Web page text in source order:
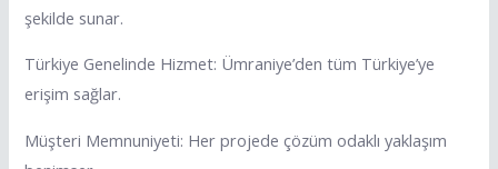
şekilde sunar.
Türkiye Genelinde Hizmet: Ümraniye’den tüm Türkiye’ye
erişim sağlar.
Müşteri Memnuniyeti: Her projede çözüm odaklı yaklaşım